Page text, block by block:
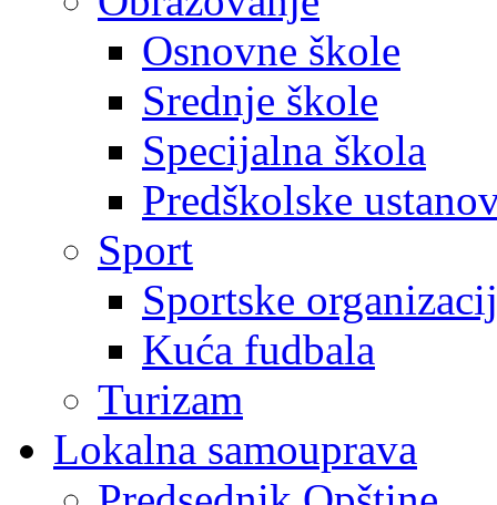
Osnovne škole
Srednje škole
Specijalna škola
Predškolske
Sport
Sportske
Kuća fudbala
Turizam
Lokalna samouprava